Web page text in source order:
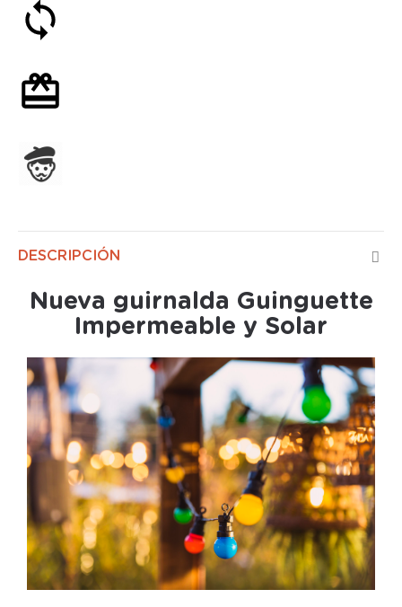
DESCRIPCIÓN
Nueva guirnalda Guinguette
Impermeable y Solar